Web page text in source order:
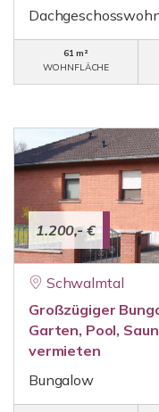
61 m²
WOHNFLÄCHE
1.200,- €
Schwalmtal
Großzügiger
Garten, Pool,
vermieten
Bungalow